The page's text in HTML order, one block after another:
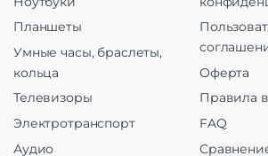
Планшеты
Умные часы, браслеты,
кольца
Телевизоры
Электротранспорт
Аудио
Оферта
Правила
FAQ